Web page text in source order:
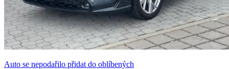
Auto se nepodařilo přidat do oblíbených